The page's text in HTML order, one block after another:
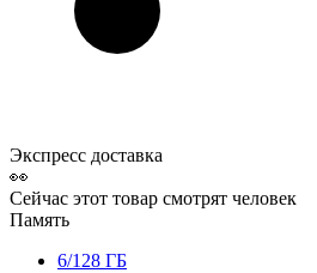
Экспресс доставка
👀
Сейчас этот товар смотрят человек
Память
6/128 ГБ